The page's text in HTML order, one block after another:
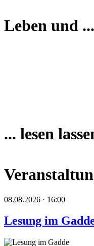
Leben und ...
... lesen
08.08.2026 · 16:00
Lesung im